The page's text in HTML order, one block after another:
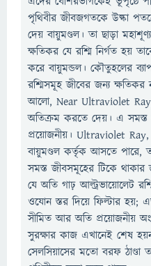
পৃথিবীর জীবজগতকে উল্কা
দেয় বায়ুমণ্ডল। তা ছাড়া
ক্ষতিকর যে রশ্মি নির্গত হয়
করে বায়ুমন্ডল। কৌতুহলের
রশ্মিসমূহ জীবের জন্য
আলো, Near Ultraviolet
অতিক্রম করতে দেয়। এ সমস্ত
প্রয়োজনীয়। Ultraviolet
বায়ুমণ্ডল কর্তৃক আসতে পারে,
সমস্ত জীবসমূহের টিকে থাকার
যে অতি গাঢ় আল্ট্রভায়োলেট
ওযোন স্তর দিয়ে ফিল্টার হয়;
সীমিত আর অতি প্রয়োজনীয়
সুরক্ষার কাজ এখানেই শেষ
সেলসিয়াসের মতো বরফ ঠাণ্ডা